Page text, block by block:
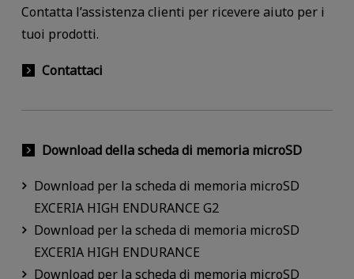
Contatta l’assistenza clienti per ricevere aiuto per i
tuoi prodotti.
Contattaci
Download della scheda di memoria microSD
Download per la scheda di memoria microSD
EXCERIA HIGH ENDURANCE G2
Download per la scheda di memoria microSD
EXCERIA HIGH ENDURANCE
Download per la scheda di memoria microSD